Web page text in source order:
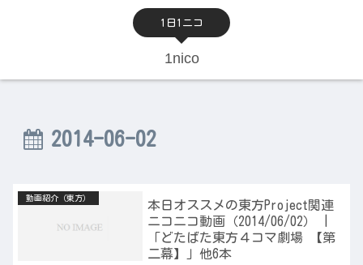
1日1ニコ
1nico
2014-06-02
動画紹介（東方）
本日オススメの東方Project関連
ニコニコ動画（2014/06/02） |
「どたばた東方４コマ劇場 【第
二幕】」他6本